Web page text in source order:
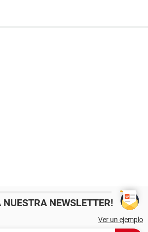
NUESTRA NEWSLETTER!
Ver un ejemplo